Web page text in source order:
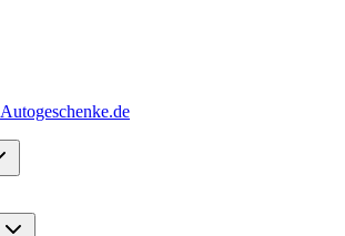
Autogeschenke.de